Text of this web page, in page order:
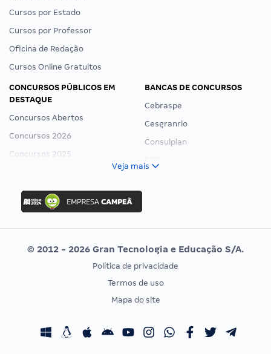
Cursos por Estado
Cursos por Professor
Oficina de Redação
Cursos Online Gratuitos
CONCURSOS PÚBLICOS EM
DESTAQUE
Concursos Abertos
Concursos 2026
Concursos 2025
Concurso Ibama
Concurso MPU
Editais publicados
BANCAS DE CONCURSOS
Cebraspe
Cesgranrio
Consulplan
Vunesp
CONCURSOS POR PROFISSÃO
Concursos Fiscais
EXAME DE ORDEM
Calendário OAB
Veja mais
© 2012 - 2026 Gran Tecnologia e Educação S/A.
Política de privacidade
Termos de uso
Mapa do site